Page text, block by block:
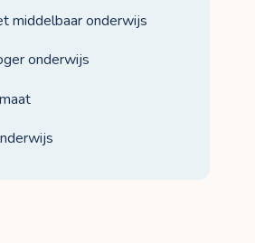
middelbaar onderwijs
onderwijs